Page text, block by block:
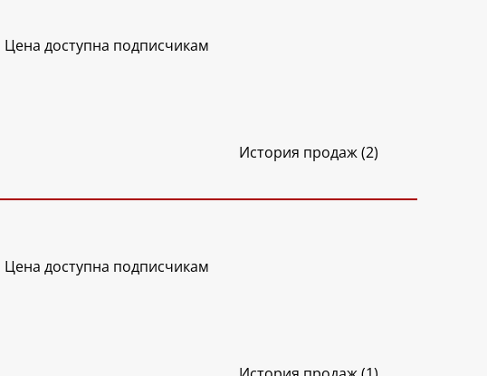
Цена доступна подписчикам
История продаж (2)
Цена доступна подписчикам